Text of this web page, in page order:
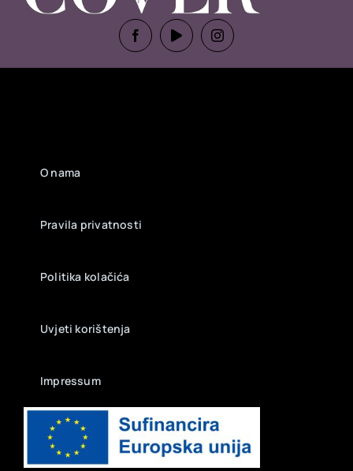
O nama
Pravila privatnosti
Politika kolačića
Uvjeti korištenja
Impressum